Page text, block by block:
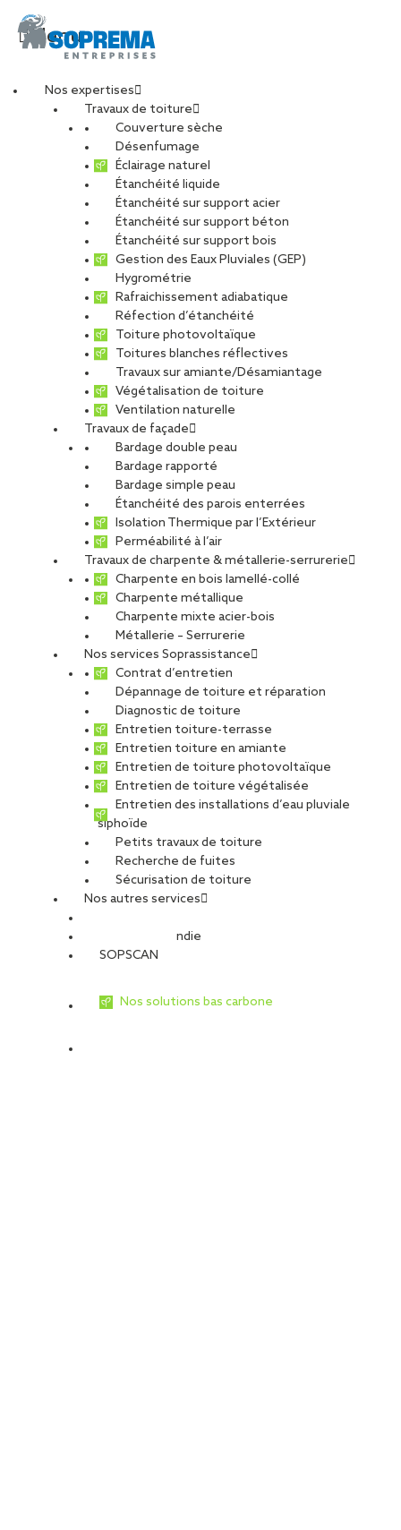
Menu
Nos expertises
Travaux de toiture
Couverture sèche
Désenfumage
Éclairage naturel
Étanchéité liquide
Étanchéité sur support acier
Étanchéité sur support béton
Étanchéité sur support bois
Gestion des Eaux Pluviales (GEP)
Hygrométrie
Rafraichissement adiabatique
Réfection d’étanchéité
Toiture photovoltaïque
Toitures blanches réflectives
Travaux sur amiante/Désamiantage
Végétalisation de toiture
Ventilation naturelle
Travaux de façade
Bardage double peau
Bardage rapporté
Bardage simple peau
Étanchéité des parois enterrées
Isolation Thermique par l’Extérieur
Perméabilité à l’air
Travaux de charpente & métallerie-serrurerie
Charpente en bois lamellé-collé
Charpente métallique
Charpente mixte acier-bois
Métallerie – Serrurerie
Nos services Soprassistance
Contrat d’entretien
Dépannage de toiture et réparation
Diagnostic de toiture
Entretien toiture-terrasse
Entretien toiture en amiante
Entretien de toiture photovoltaïque
Entretien de toiture végétalisée
Entretien des installations d’eau pluviale
siphoïde
Petits travaux de toiture
Recherche de fuites
Sécurisation de toiture
Nos autres services
Sécurité Incendie
SOPSCAN
Nos solutions bas carbone
PARTAGER
Crédit photos : SotebaRSR